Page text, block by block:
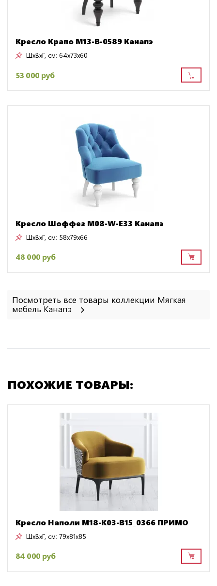
Кресло Крапо M13-B-0589 Канапэ
ШxВxГ, см: 64x73x60
53 000 руб
Кресло Шоффез M08-W-E33 Канапэ
ШxВxГ, см: 58x79x66
48 000 руб
Посмотреть все товары коллекции Мягкая
мебель Канапэ
ПОХОЖИЕ ТОВАРЫ:
Кресло Наполи M18-K03-B15_0366 ПРИМО
ШxВxГ, см: 79x81x85
84 000 руб